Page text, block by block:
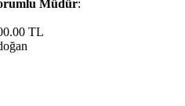
Müdür:
TL